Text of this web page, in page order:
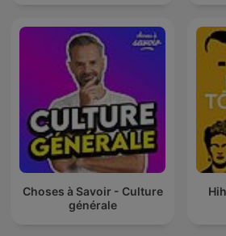
Choses à Savoir - Culture
générale